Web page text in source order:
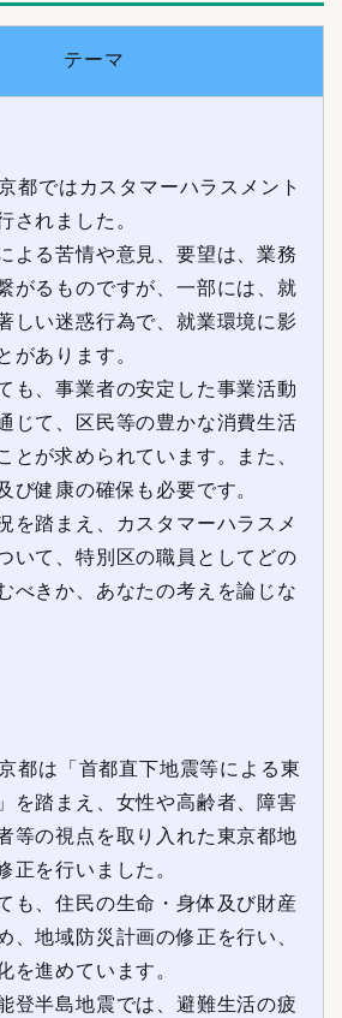
テーマ
都ではカスタマーハラスメント
されました。
よる苦情や意見、要望は、業務
がるものですが、一部には、就
しい迷惑行為で、就業環境に影
があります。
も、事業者の安定した事業活動
じて、区民等の豊かな消費生活
とが求められています。また、
び健康の確保も必要です。
を踏まえ、カスタマーハラスメ
いて、特別区の職員としてどの
べきか、あなたの考えを論じな
都は「首都直下地震等による東
を踏まえ、女性や高齢者、障害
等の視点を取り入れた東京都地
正を行いました。
も、住民の生命・身体及び財産
、地域防災計画の修正を行い、
を進めています。
登半島地震では、避難生活の疲